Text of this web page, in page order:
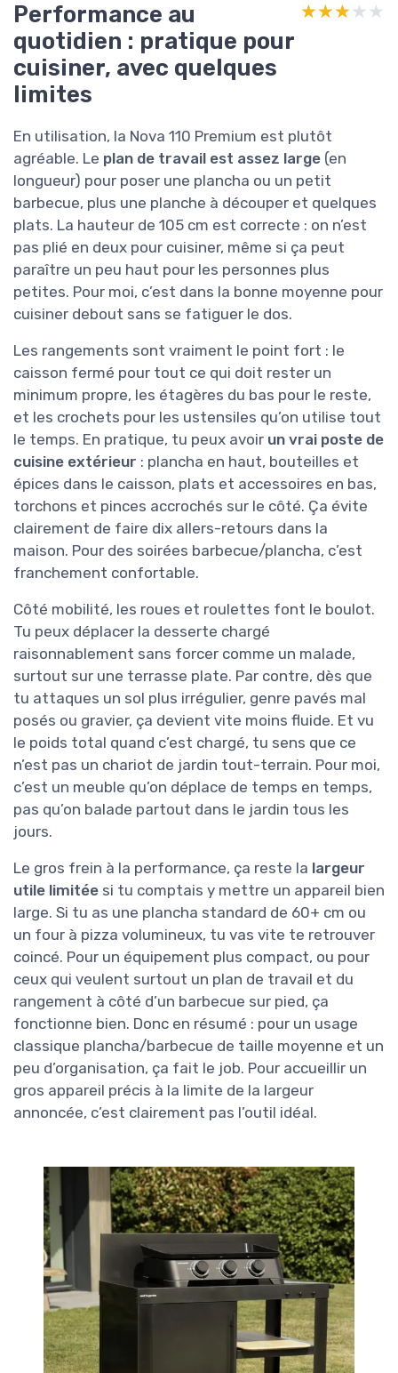
Performance au
quotidien : pratique pour
cuisiner, avec quelques
limites
★★★★★
★★★★★
En utilisation, la Nova 110 Premium est plutôt
agréable. Le plan de travail est assez large (en
longueur) pour poser une plancha ou un petit
barbecue, plus une planche à découper et quelques
plats. La hauteur de 105 cm est correcte : on n’est
pas plié en deux pour cuisiner, même si ça peut
paraître un peu haut pour les personnes plus
petites. Pour moi, c’est dans la bonne moyenne pour
cuisiner debout sans se fatiguer le dos.
Les rangements sont vraiment le point fort : le
caisson fermé pour tout ce qui doit rester un
minimum propre, les étagères du bas pour le reste,
et les crochets pour les ustensiles qu’on utilise tout
le temps. En pratique, tu peux avoir un vrai poste de
cuisine extérieur : plancha en haut, bouteilles et
épices dans le caisson, plats et accessoires en bas,
torchons et pinces accrochés sur le côté. Ça évite
clairement de faire dix allers-retours dans la
maison. Pour des soirées barbecue/plancha, c’est
franchement confortable.
Côté mobilité, les roues et roulettes font le boulot.
Tu peux déplacer la desserte chargé
raisonnablement sans forcer comme un malade,
surtout sur une terrasse plate. Par contre, dès que
tu attaques un sol plus irrégulier, genre pavés mal
posés ou gravier, ça devient vite moins fluide. Et vu
le poids total quand c’est chargé, tu sens que ce
n’est pas un chariot de jardin tout-terrain. Pour moi,
c’est un meuble qu’on déplace de temps en temps,
pas qu’on balade partout dans le jardin tous les
jours.
Le gros frein à la performance, ça reste la largeur
utile limitée si tu comptais y mettre un appareil bien
large. Si tu as une plancha standard de 60+ cm ou
un four à pizza volumineux, tu vas vite te retrouver
coincé. Pour un équipement plus compact, ou pour
ceux qui veulent surtout un plan de travail et du
rangement à côté d’un barbecue sur pied, ça
fonctionne bien. Donc en résumé : pour un usage
classique plancha/barbecue de taille moyenne et un
peu d’organisation, ça fait le job. Pour accueillir un
gros appareil précis à la limite de la largeur
annoncée, c’est clairement pas l’outil idéal.